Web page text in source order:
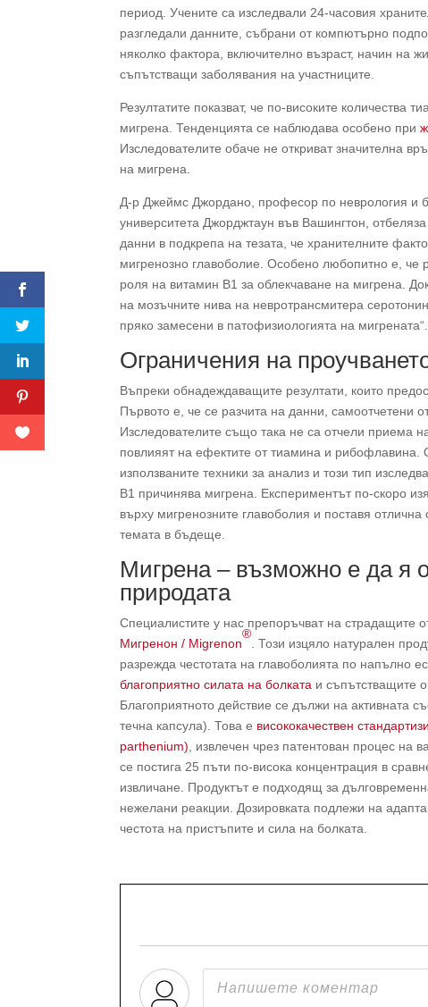
период. Учените са изследвали 24-часовия
разгледали данните, събрани от компютърно
няколко фактора, включително възраст, начин на
съпътстващи заболявания на участниците.
Резултатите показват, че по-високите количества
мигрена. Тенденцията се наблюдава особено при
Изследователите обаче не откриват значителна
на мигрена.
Д-р Джеймс Джордано, професор по неврология и
университета Джорджтаун във Вашингтон,
данни в подкрепа на тезата, че хранителните
мигренозно главоболие. Особено любопитно е, че
роля на витамин В1 за облекчаване на мигрена.
на мозъчните нива на невротрансмитера
пряко замесени в патофизиологията на мигрената“.
Ограничения на
Въпреки обнадеждаващите резултати, които
Първото е, че се разчита на данни, самоотчетени
Изследователите също така не са отчели приема
повлияят на ефектите от тиамина и рибофлавина.
използваните техники за анализ и този тип
В1 причинява мигрена. Експериментът по-скоро
върху мигренозните главоболия и поставя
темата в бъдеще.
Мигрена – възможно е да я
природата
Специалистите у нас препоръчват на страдащите
Мигренон / Migrenon
®
. Този изцяло натурален
разрежда честотата на главоболията по напълно
благоприятно силата на болката и съпътстващите
Благоприятното действие се дължи на активната
течна капсула). Това е висококачествен
parthenium) , извлечен чрез патентован процес на
се постига 25 пъти по-висока концентрация в
извличане. Продуктът е подходящ за
нежелани реакции. Дозировката подлежи на
честота на пристъпите и сила на болката.